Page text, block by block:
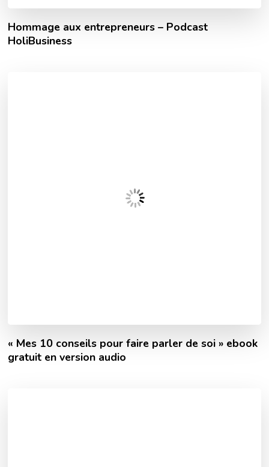
Hommage aux entrepreneurs – Podcast
HoliBusiness
« Mes 10 conseils pour faire parler de soi » ebook
gratuit en version audio